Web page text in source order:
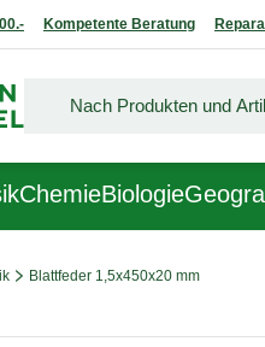
Kompetente Beratung
ChemieBiologie
Blattfeder 1,5x450x20 mm